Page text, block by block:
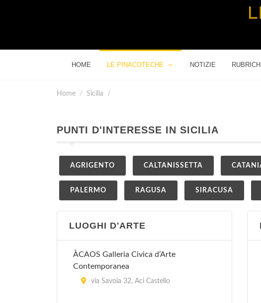
HOME LE PINACOTECHE NOTIZIE
Home Sicilia
PUNTI D'INTERESSE IN SICILIA
AGRIGENTO CALTANISSETTA
PALERMO RAGUSA SIRACUSA
LUOGHI D'ARTE
ÀCAOS Galleria Civica d’Arte
Contemporanea
via Savoia 32, Aci Castello